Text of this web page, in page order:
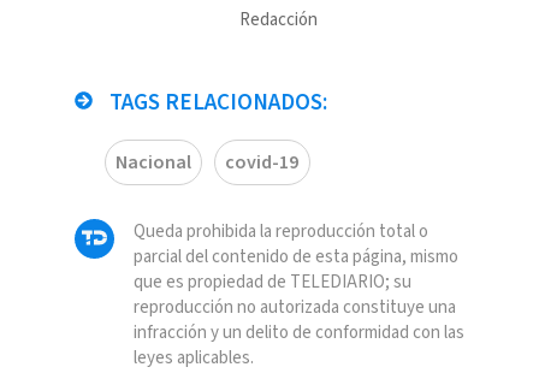
Redacción
TAGS RELACIONADOS:
Nacional covid-19
Queda prohibida la reproducción total o
parcial del contenido de esta página, mismo
que es propiedad de TELEDIARIO; su
reproducción no autorizada constituye una
infracción y un delito de conformidad con las
leyes aplicables.